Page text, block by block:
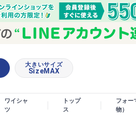
大きいサイズ
SizeMAX
ワイシャ
ツ
トップ
ス
フォー
物）